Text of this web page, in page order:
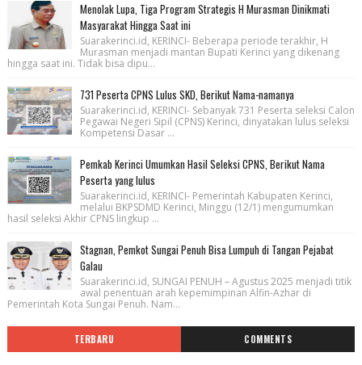
Menolak Lupa, Tiga Program Strategis H Murasman Dinikmati
Masyarakat Hingga Saat ini
Suarakerinci.id, KERINCI- Beberapa periode terakhir, H
Murasman menjadi mantan Bupati Kerinci yang dikenang
hingga saat ini. Tidak bisa dipu...
731 Peserta CPNS Lulus SKD, Berikut Nama-namanya
Suarakerinci.id, KERINCI- Sebanyak 731 Peserta seleksi Calon
Pegawai Negeri Sipil (CPNS) Kerinci, dinyatakan lulus seleksi
Kompetensi Dasar ...
Pemkab Kerinci Umumkan Hasil Seleksi CPNS, Berikut Nama
Peserta yang lulus
Suarakerinci.id, KERINCI- Pemerintah Kabupaten Kerinci,
melalui BKPSDMD Kerinci, Minggu (12/1) mengumumkan
hasil seleksi Akhir CPNS lingkup ...
Stagnan, Pemkot Sungai Penuh Bisa Lumpuh di Tangan Pejabat
Galau
Suarakerinci.id, SUNGAI PENUH – Agustus 2025 menjadi titik
awal penentuan arah kepemimpinan Alfin-Azhar di
Pemerintah Kota Sungai Penuh. Nam...
TERBARU COMMENTS